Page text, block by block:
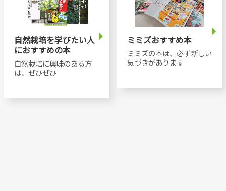
自然栽培を学びたい人
におすすめの本
自然栽培に興味のある方
は、ぜひぜひ
ミミズおすすめ本
ミミズの本は、必ず新しい
気づきがあります